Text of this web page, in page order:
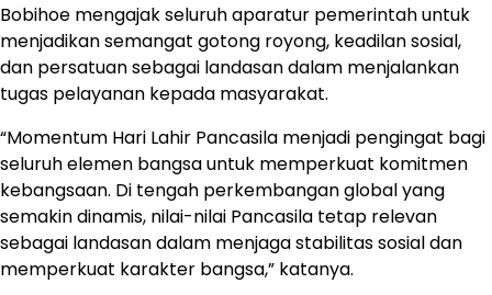
Bobihoe mengajak seluruh aparatur pemerintah untuk
menjadikan semangat gotong royong, keadilan sosial,
dan persatuan sebagai landasan dalam menjalankan
tugas pelayanan kepada masyarakat.
“Momentum Hari Lahir Pancasila menjadi pengingat bagi
seluruh elemen bangsa untuk memperkuat komitmen
kebangsaan. Di tengah perkembangan global yang
semakin dinamis, nilai-nilai Pancasila tetap relevan
sebagai landasan dalam menjaga stabilitas sosial dan
memperkuat karakter bangsa,” katanya.